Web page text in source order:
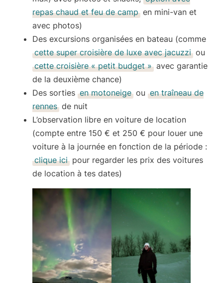
repas chaud et feu de camp en mini-van et
avec photos)
Des excursions organisées en bateau (comme
cette super croisière de luxe avec jacuzzi ou
cette croisière « petit budget » avec garantie
de la deuxième chance)
Des sorties en motoneige ou en traîneau de
rennes de nuit
L’observation libre en voiture de location
(compte entre 150 € et 250 € pour louer une
voiture à la journée en fonction de la période :
clique ici pour regarder les prix des voitures
de location à tes dates)